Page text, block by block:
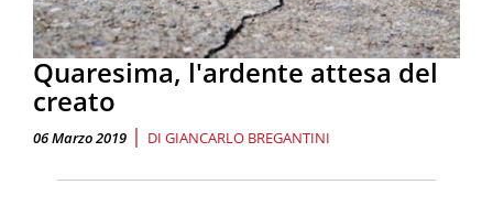
Quaresima, l'ardente attesa del
creato
06 Marzo 2019 | DI GIANCARLO BREGANTINI